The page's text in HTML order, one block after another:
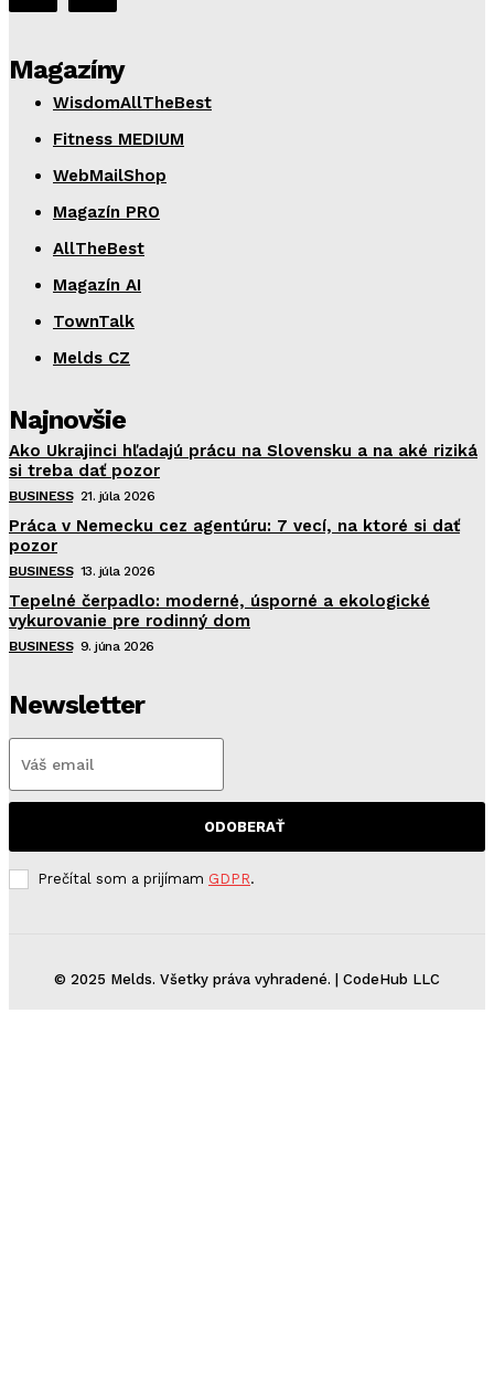
Magazíny
WisdomAllTheBest
Fitness MEDIUM
WebMailShop
Magazín PRO
AllTheBest
Magazín AI
TownTalk
Melds CZ
Najnovšie
Ako Ukrajinci hľadajú prácu na Slovensku a na aké riziká
si treba dať pozor
BUSINESS 21. júla 2026
Práca v Nemecku cez agentúru: 7 vecí, na ktoré si dať
pozor
BUSINESS 13. júla 2026
Tepelné čerpadlo: moderné, úsporné a ekologické
vykurovanie pre rodinný dom
BUSINESS 9. júna 2026
Newsletter
ODOBERAŤ
Prečítal som a prijímam GDPR.
© 2025 Melds. Všetky práva vyhradené. | CodeHub LLC